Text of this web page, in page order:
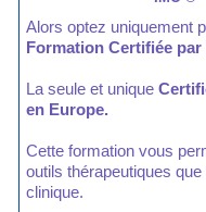
Alors optez uniquement
Formation Certifiée
La seule et unique
en Europe.
Cette formation vous
outils thérapeutiques
clinique.